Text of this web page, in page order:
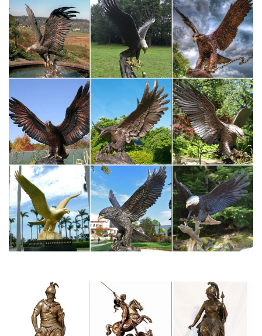
новогодние собачки. www.livemaster.ru/pereslavtsev4?cat=2585.
Собака – маленькая фигурка слеплена вручную.
Символ 2018 года – Собака (сувениры из Италии)
Статуэтки животных. Знаки зодиака. Детская
коллекция.Символ 2018 года – миниатюра собаки Басет в
подарок женщине (8 см., серебро, Италия).
Фигурки и статуэтки Собак купить – символ 2018 года
Фигурки и статуэтки Собаки символ 2018 года купить в Москве
с доставкой по всей России и самовывозом из магазина
Decores Flores.СОБАКА СИМВОЛ 2018 года фигурки и
статуэтки. Сначала.
Купить фигурки Собак – символ 2018 года
Времена года. Городские. Животные.3 467 руб. Купить.
Артикул: Z572. Статуэтка "Английский бульдог".Фигурка Собаки
"Добрый пёс". Товар успешно добавлен.
Купить символ 2018 года – Собака
городов России. ФСБ и ПС РОССИИ. Панно – Вооружённые
Силы России.
Собака – Символ года 2018 | "Талисман Удачи" магазин фэн-